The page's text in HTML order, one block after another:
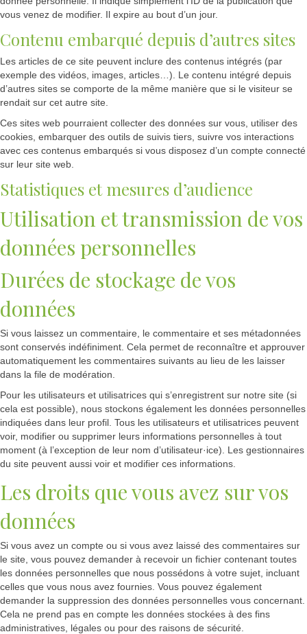
vous venez de modifier. Il expire au bout d’un jour.
Contenu embarqué depuis d’autres sites
Les articles de ce site peuvent inclure des contenus intégrés (par
exemple des vidéos, images, articles…). Le contenu intégré depuis
d’autres sites se comporte de la même manière que si le visiteur se
rendait sur cet autre site.
Ces sites web pourraient collecter des données sur vous, utiliser des
cookies, embarquer des outils de suivis tiers, suivre vos interactions
avec ces contenus embarqués si vous disposez d’un compte connecté
sur leur site web.
Statistiques et mesures d’audience
Utilisation et transmission de vos
données personnelles
Durées de stockage de vos
données
Si vous laissez un commentaire, le commentaire et ses métadonnées
sont conservés indéfiniment. Cela permet de reconnaître et approuver
automatiquement les commentaires suivants au lieu de les laisser
dans la file de modération.
Pour les utilisateurs et utilisatrices qui s’enregistrent sur notre site (si
cela est possible), nous stockons également les données personnelles
indiquées dans leur profil. Tous les utilisateurs et utilisatrices peuvent
voir, modifier ou supprimer leurs informations personnelles à tout
moment (à l’exception de leur nom d’utilisateur·ice). Les gestionnaires
du site peuvent aussi voir et modifier ces informations.
Les droits que vous avez sur vos
données
Si vous avez un compte ou si vous avez laissé des commentaires sur
le site, vous pouvez demander à recevoir un fichier contenant toutes
les données personnelles que nous possédons à votre sujet, incluant
celles que vous nous avez fournies. Vous pouvez également
demander la suppression des données personnelles vous concernant.
Cela ne prend pas en compte les données stockées à des fins
administratives, légales ou pour des raisons de sécurité.